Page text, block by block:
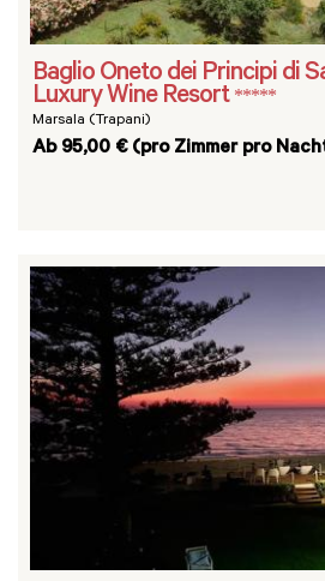
Baglio Oneto dei Principi di
Luxury Wine Resort *****
Marsala (Trapani)
Ab 95,00 € (pro Zimmer pro